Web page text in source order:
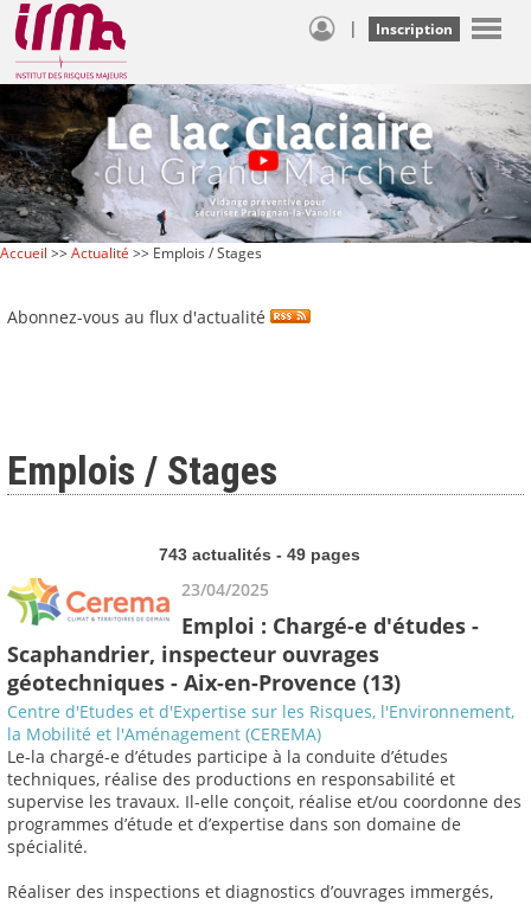
| Inscription
Accueil >>Actualité >> Emplois / Stages
Abonnez-vous au flux d'actualité
Emplois / Stages
743 actualités - 49 pages
23/04/2025
Emploi : Chargé-e d'études -
Scaphandrier, inspecteur ouvrages
géotechniques - Aix-en-Provence (13)
Centre d'Etudes et d'Expertise sur les Risques, l'Environnement,
la Mobilité et l'Aménagement (CEREMA)
Le-la chargé-e d’études participe à la conduite d’études
techniques, réalise des productions en responsabilité et
supervise les travaux. Il-elle conçoit, réalise et/ou coordonne des
programmes d’étude et d’expertise dans son domaine de
spécialité.
Réaliser des inspections et diagnostics d’ouvrages immergés,